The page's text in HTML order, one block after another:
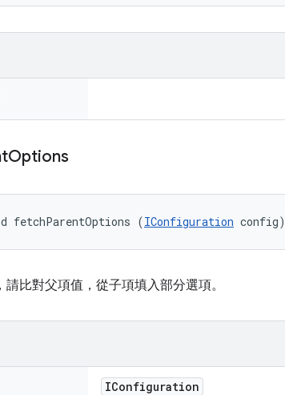
Options
fetchParentOptions (IConfiguration config)
比對父項值，從子項填入部分選項。
IConfiguration